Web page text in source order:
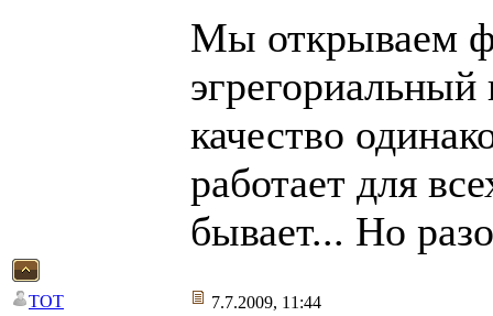
Мы открываем
качество
работает для
бывает... Но
TOT 7.7.2009, 11:44